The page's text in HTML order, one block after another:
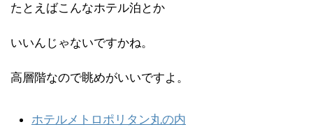
たとえばこんなホテル泊とか
いいんじゃないですかね。
高層階なので眺めがいいですよ。
ホテルメトロポリタン丸の内